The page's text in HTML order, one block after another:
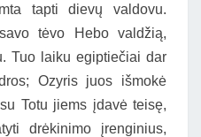
tapti dievų valdovu.
tėvo Hebo valdžią,
Tuo laiku egiptiečiai dar
Ozyris juos išmokė
Totu jiems įdavė teisę,
drėkinimo įrenginius,